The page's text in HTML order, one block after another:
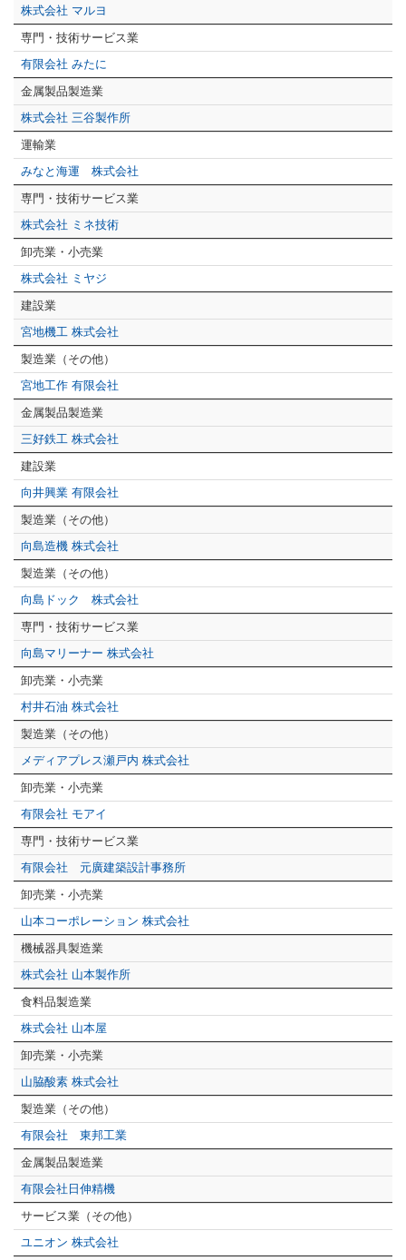
株式会社 マルヨ
専門・技術サービス業
有限会社 みたに
金属製品製造業
株式会社 三谷製作所
運輸業
みなと海運 株式会社
専門・技術サービス業
株式会社 ミネ技術
卸売業・小売業
株式会社 ミヤジ
建設業
宮地機工 株式会社
製造業（その他）
宮地工作 有限会社
金属製品製造業
三好鉄工 株式会社
建設業
向井興業 有限会社
製造業（その他）
向島造機 株式会社
製造業（その他）
向島ドック 株式会社
専門・技術サービス業
向島マリーナー 株式会社
卸売業・小売業
村井石油 株式会社
製造業（その他）
メディアプレス瀬戸内 株式会社
卸売業・小売業
有限会社 モアイ
専門・技術サービス業
有限会社 元廣建築設計事務所
卸売業・小売業
山本コーポレーション 株式会社
機械器具製造業
株式会社 山本製作所
食料品製造業
株式会社 山本屋
卸売業・小売業
山脇酸素 株式会社
製造業（その他）
有限会社 東邦工業
金属製品製造業
有限会社日伸精機
サービス業（その他）
ユニオン 株式会社